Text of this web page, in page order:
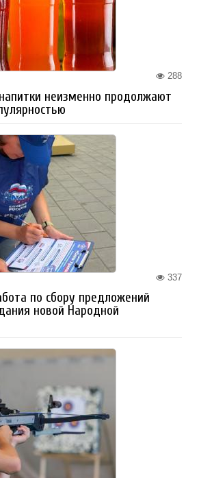
288
неизменно продолжают
337
по сбору предложений
новой Народной